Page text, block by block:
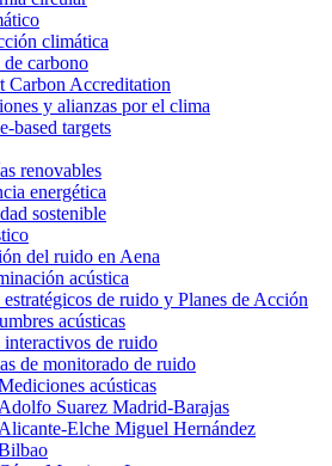
climática
carbono
Carbon Accreditation
y alianzas por el clima
based targets
renovables
energética
sostenible
del ruido en Aena
acústica
estratégicos de ruido y Planes de Acción
acústicas
interactivos de ruido
de monitorado de ruido
acústicas
Adolfo Suarez Madrid-Barajas
Alicante-Elche Miguel Hernández